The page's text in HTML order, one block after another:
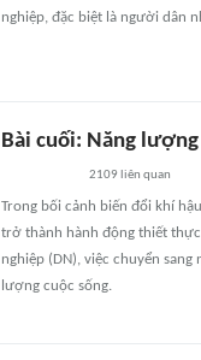
nghiệp, đặc biệt là người dân
Bài cuối: Năng
2109 liên quan
Trong bối cảnh biến đổi khí
trở thành hành động thiết
nghiệp (DN), việc chuyển
lượng cuộc sống.